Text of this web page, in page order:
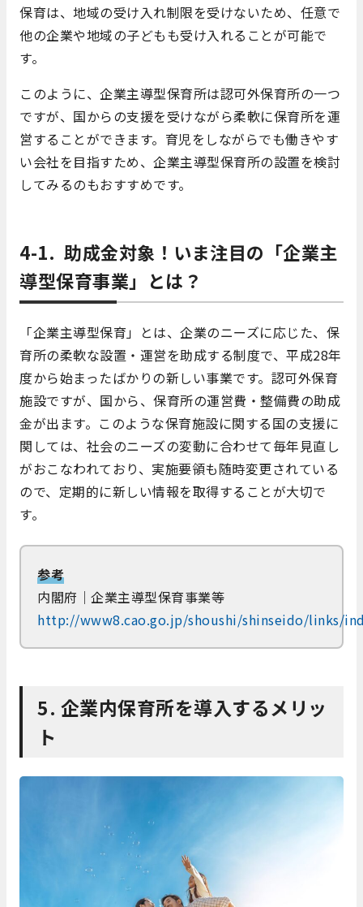
保育は、地域の受け入れ制限を受けないため、任意で
他の企業や地域の子どもも受け入れることが可能で
す。
このように、企業主導型保育所は認可外保育所の一つ
ですが、国からの支援を受けながら柔軟に保育所を運
営することができます。育児をしながらでも働きやす
い会社を目指すため、企業主導型保育所の設置を検討
してみるのもおすすめです。
4-1. 助成金対象！いま注目の「企業主
導型保育事業」とは？
「企業主導型保育」とは、企業のニーズに応じた、保
育所の柔軟な設置・運営を助成する制度で、平成28年
度から始まったばかりの新しい事業です。認可外保育
施設ですが、国から、保育所の運営費・整備費の助成
金が出ます。このような保育施設に関する国の支援に
関しては、社会のニーズの変動に合わせて毎年見直し
がおこなわれており、実施要領も随時変更されている
ので、定期的に新しい情報を取得することが大切で
す。
参考
内閣府｜企業主導型保育事業等
http://www8.cao.go.jp/shoushi/shinseido/links/
5. 企業内保育所を導入するメリッ
ト